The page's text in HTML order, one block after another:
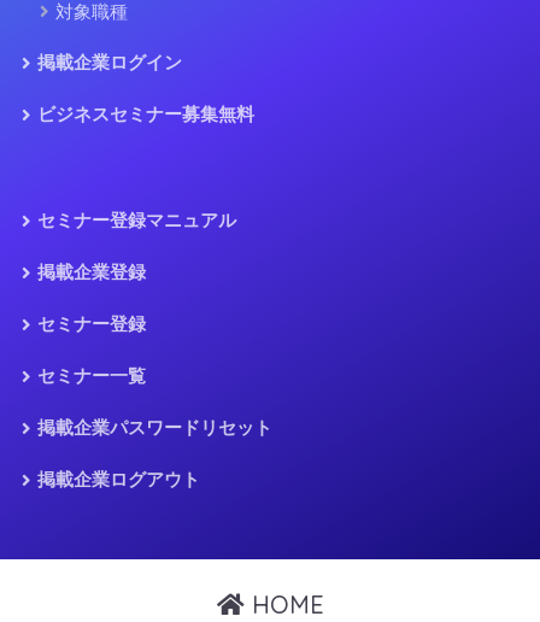
対象職種
掲載企業ログイン
ビジネスセミナー募集無料
セミナー登録マニュアル
掲載企業登録
セミナー登録
セミナー一覧
掲載企業パスワードリセット
掲載企業ログアウト
HOME